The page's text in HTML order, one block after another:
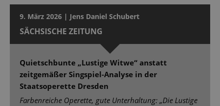
9. März 2026 | Jens Daniel Schubert
SÄCHSISCHE ZEITUNG
Quietschbunte „Lustige Witwe“ anstatt
zeitgemäßer Singspiel-Analyse in der
Staatsoperette Dresden
Farbenreiche Operette, gute Unterhaltung: „Die Lustige